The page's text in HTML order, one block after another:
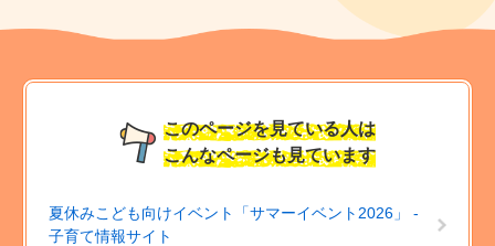
このページを見ている人は
こんなページも見ています
夏休みこども向けイベント「サマーイベント2026」 -
子育て情報サイト